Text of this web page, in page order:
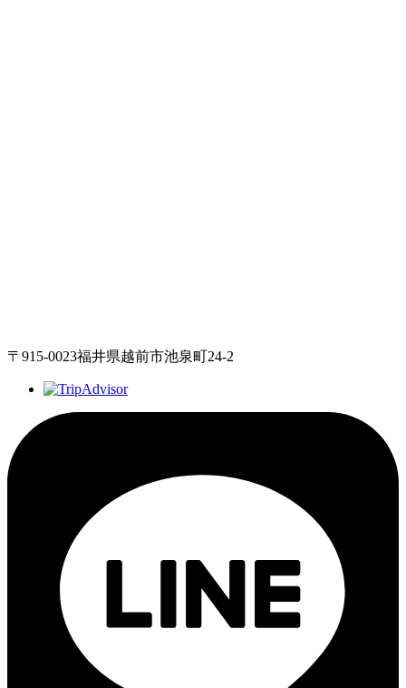
〒915-0023福井県越前市池泉町24-2